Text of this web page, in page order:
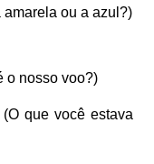
amarela ou a azul?)
o nosso voo?)
(O que você estava